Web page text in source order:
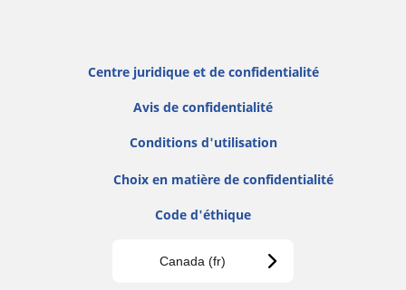
Centre juridique et de confidentialité
Avis de confidentialité
Conditions d'utilisation
Choix en matière de confidentialité
Code d'éthique
Canada (fr)